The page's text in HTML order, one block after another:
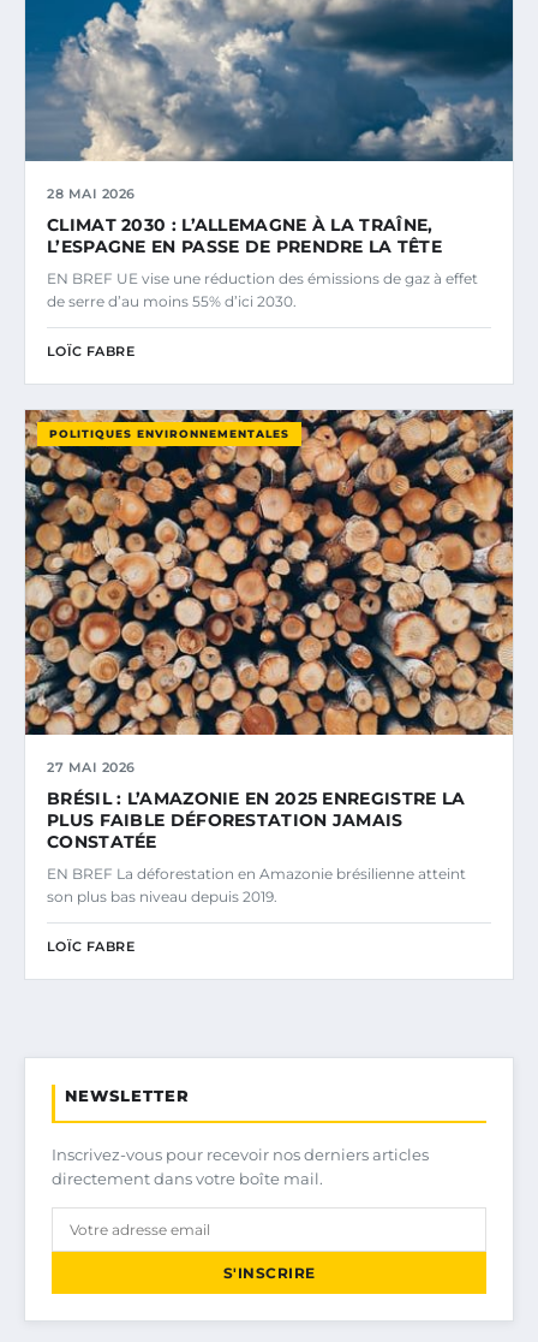
28 MAI 2026
CLIMAT 2030 : L’ALLEMAGNE À LA TRAÎNE,
L’ESPAGNE EN PASSE DE PRENDRE LA TÊTE
EN BREF UE vise une réduction des émissions de gaz à effet
de serre d’au moins 55% d’ici 2030.
LOÏC FABRE
POLITIQUES ENVIRONNEMENTALES
27 MAI 2026
BRÉSIL : L’AMAZONIE EN 2025 ENREGISTRE LA
PLUS FAIBLE DÉFORESTATION JAMAIS
CONSTATÉE
EN BREF La déforestation en Amazonie brésilienne atteint
son plus bas niveau depuis 2019.
LOÏC FABRE
NEWSLETTER
Inscrivez-vous pour recevoir nos derniers articles
directement dans votre boîte mail.
S'INSCRIRE